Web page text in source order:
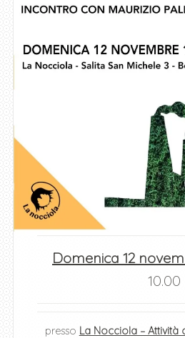
Domenica 12
10.00
presso La Nocciola – Attività